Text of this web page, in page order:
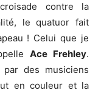
contre la
le quatuor fait
! Celui que je
Ace Frehley.
par des musiciens
en couleur et la